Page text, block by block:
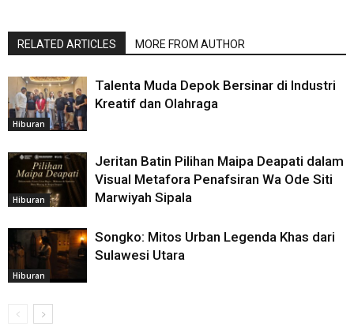
RELATED ARTICLES MORE FROM AUTHOR
Hiburan
Talenta Muda Depok Bersinar di Industri
Kreatif dan Olahraga
Hiburan
Jeritan Batin Pilihan Maipa Deapati dalam
Visual Metafora Penafsiran Wa Ode Siti
Marwiyah Sipala
Hiburan
Songko: Mitos Urban Legenda Khas dari
Sulawesi Utara